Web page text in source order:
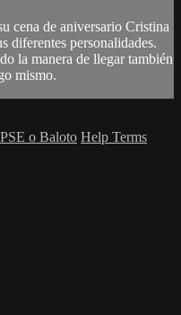
cena de aniversario Cristina
diferentes personalidades.
la manera de llegar también
mismo.
o Baloto Help Terms